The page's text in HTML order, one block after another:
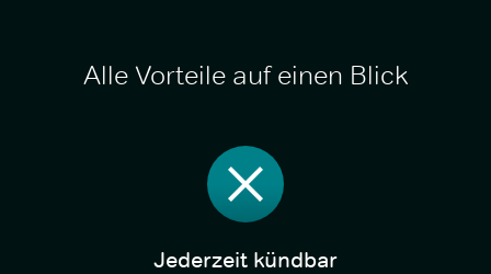
Alle Vorteile auf einen Blick
Jederzeit kündbar